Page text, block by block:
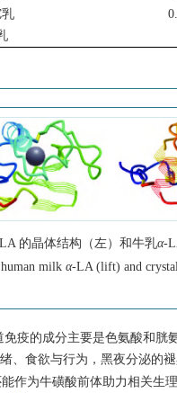
的晶体结构（左）和牛乳α-
milk α-LA (lift) and
疫的成分主要是色氨酸和
、食欲与行为，黑夜分泌的
作为牛磺酸前体助力相关生